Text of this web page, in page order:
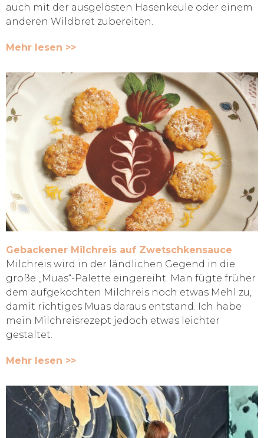
auch mit der ausgelösten Hasenkeule oder einem
anderen Wildbret zubereiten.
Mehr lesen >>
Gebackener Milchreis auf Zwetschkensauce
Milchreis wird in der ländlichen Gegend in die
große „Muas“-Palette eingereiht. Man fügte früher
dem aufgekochten Milchreis noch etwas Mehl zu,
damit richtiges Muas daraus entstand. Ich habe
mein Milchreisrezept jedoch etwas leichter
gestaltet.
Mehr lesen >>